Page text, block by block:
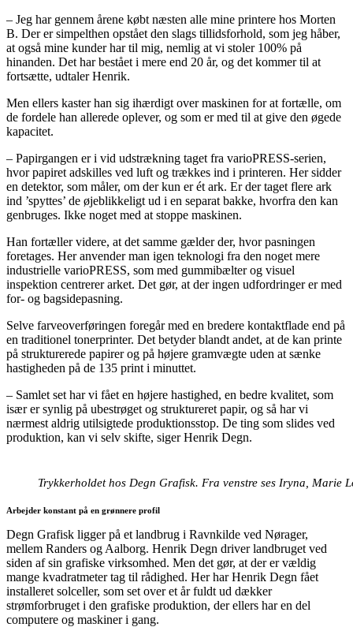
– Jeg har gennem årene købt næsten alle mine printere hos Morten
B. Der er simpelthen opstået den slags tillidsforhold, som jeg håber,
at også mine kunder har til mig, nemlig at vi stoler 100% på
hinanden. Det har bestået i mere end 20 år, og det kommer til at
fortsætte, udtaler Henrik.
Men ellers kaster han sig ihærdigt over maskinen for at fortælle, om
de fordele han allerede oplever, og som er med til at give den øgede
kapacitet.
– Papirgangen er i vid udstrækning taget fra varioPRESS-serien,
hvor papiret adskilles ved luft og trækkes ind i printeren. Her sidder
en detektor, som måler, om der kun er ét ark. Er der taget flere ark
ind ’spyttes’ de øjeblikkeligt ud i en separat bakke, hvorfra den kan
genbruges. Ikke noget med at stoppe maskinen.
Han fortæller videre, at det samme gælder der, hvor pasningen
foretages. Her anvender man igen teknologi fra den noget mere
industrielle varioPRESS, som med gummibælter og visuel
inspektion centrerer arket. Det gør, at der ingen udfordringer er med
for- og bagsidepasning.
Selve farveoverføringen foregår med en bredere kontaktflade end på
en traditionel tonerprinter. Det betyder blandt andet, at de kan printe
på strukturerede papirer og på højere gramvægte uden at sænke
hastigheden på de 135 print i minuttet.
– Samlet set har vi fået en højere hastighed, en bedre kvalitet, som
især er synlig på ubestrøget og struktureret papir, og så har vi
nærmest aldrig utilsigtede produktionsstop. De ting som slides ved
produktion, kan vi selv skifte, siger Henrik Degn.
Trykkerholdet hos Degn Grafisk. Fra venstre ses Iryna, Marie
Arbejder konstant på en grønnere profil
Degn Grafisk ligger på et landbrug i Ravnkilde ved Nørager,
mellem Randers og Aalborg. Henrik Degn driver landbruget ved
siden af sin grafiske virksomhed. Men det gør, at der er vældig
mange kvadratmeter tag til rådighed. Her har Henrik Degn fået
installeret solceller, som set over et år fuldt ud dækker
strømforbruget i den grafiske produktion, der ellers har en del
computere og maskiner i gang.